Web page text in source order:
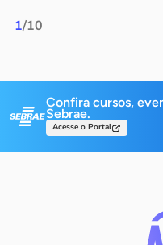
1/10
Confira cursos,
Sebrae.
Acesse o Portal